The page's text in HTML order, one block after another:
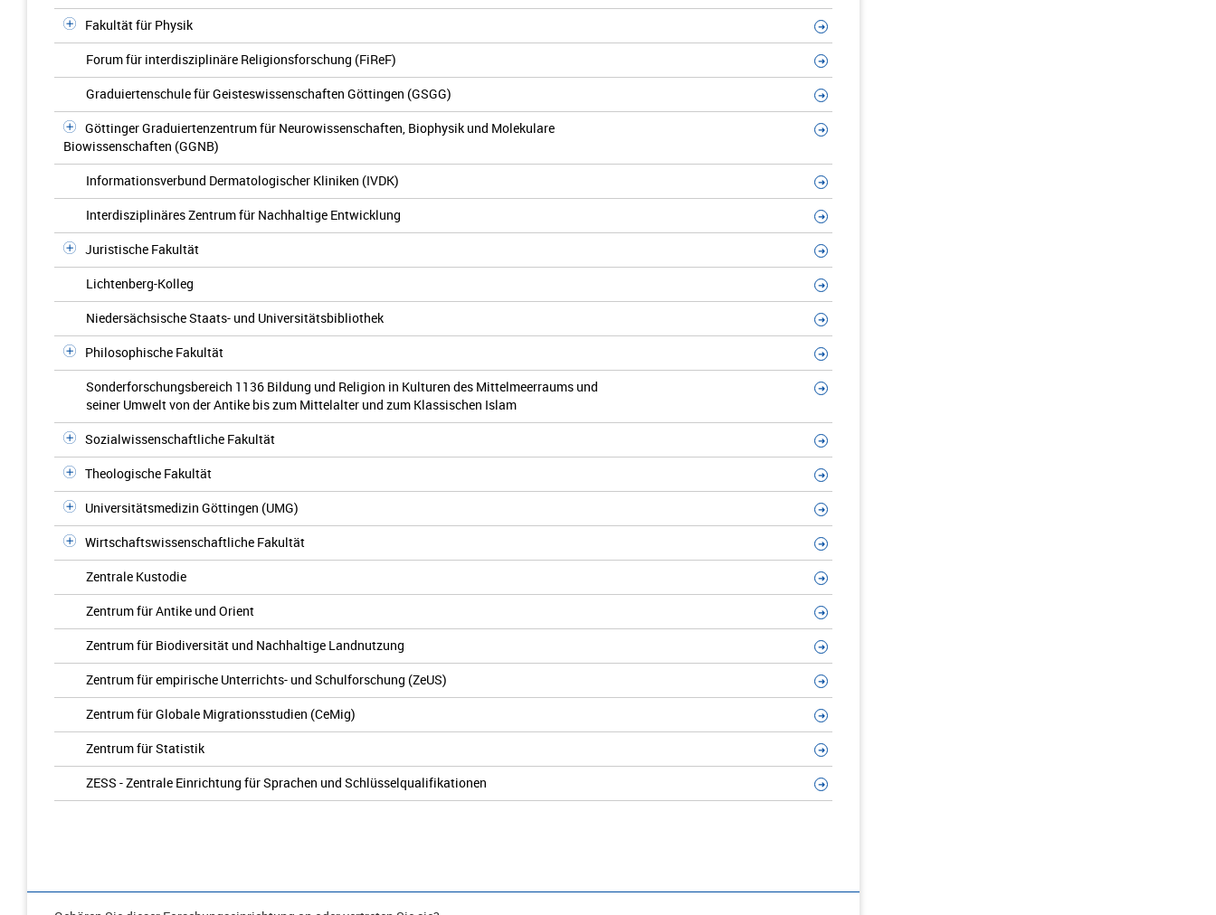
Fakultät für Physik
Forum für interdisziplinäre Religionsforschung (FiReF)
Graduiertenschule für Geisteswissenschaften Göttingen (GSGG)
Göttinger Graduiertenzentrum für Neurowissenschaften, Biophysik und Molekulare
Biowissenschaften (GGNB)
Informationsverbund Dermatologischer Kliniken (IVDK)
Interdisziplinäres Zentrum für Nachhaltige Entwicklung
Juristische Fakultät
Lichtenberg-Kolleg
Niedersächsische Staats- und Universitätsbibliothek
Philosophische Fakultät
Sonderforschungsbereich 1136 Bildung und Religion in Kulturen des Mittelmeerraums und
seiner Umwelt von der Antike bis zum Mittelalter und zum Klassischen Islam
Sozialwissenschaftliche Fakultät
Theologische Fakultät
Universitätsmedizin Göttingen (UMG)
Wirtschaftswissenschaftliche Fakultät
Zentrale Kustodie
Zentrum für Antike und Orient
Zentrum für Biodiversität und Nachhaltige Landnutzung
Zentrum für empirische Unterrichts- und Schulforschung (ZeUS)
Zentrum für Globale Migrationsstudien (CeMig)
Zentrum für Statistik
ZESS - Zentrale Einrichtung für Sprachen und Schlüsselqualifikationen